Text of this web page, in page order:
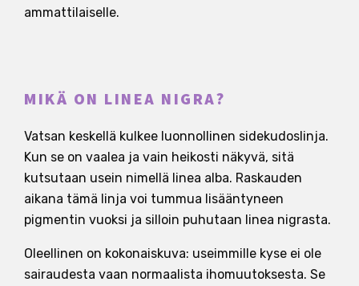
ammattilaiselle.
MIKÄ ON LINEA NIGRA?
Vatsan keskellä kulkee luonnollinen sidekudoslinja.
Kun se on vaalea ja vain heikosti näkyvä, sitä
kutsutaan usein nimellä linea alba. Raskauden
aikana tämä linja voi tummua lisääntyneen
pigmentin vuoksi ja silloin puhutaan linea nigrasta.
Oleellinen on kokonaiskuva: useimmille kyse ei ole
sairaudesta vaan normaalista ihomuutoksesta. Se